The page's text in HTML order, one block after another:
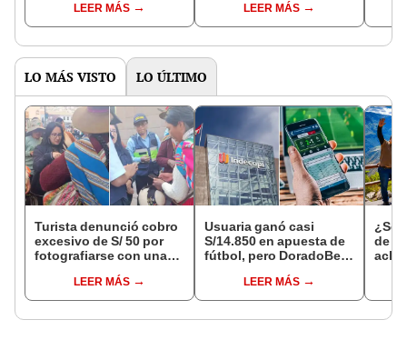
LEER MÁS
de mesa para este 4 de
octubre en el link oficial
LEER MÁS
LO MÁS VISTO LO ÚLTIMO
Turista denunció cobro
excesivo de S/ 50 por
fotografiarse con una
Serenazgo recuperó el
dinero
LEER MÁS
Usuaria ganó casi
S/14.850 en apuesta de
fútbol, pero DoradoBet
Indecopi multó a la
empresa con más de S/
LEER MÁS
¿Se
de